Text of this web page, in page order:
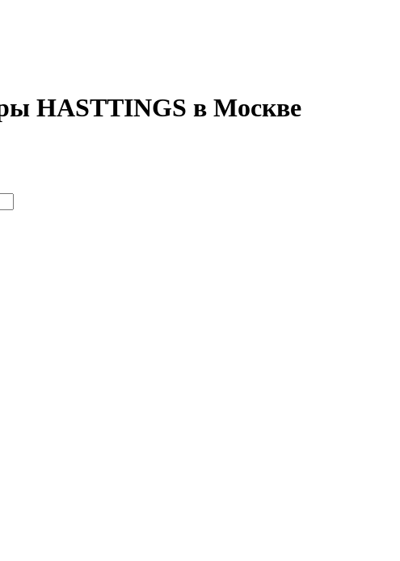
HASTTINGS в Москве